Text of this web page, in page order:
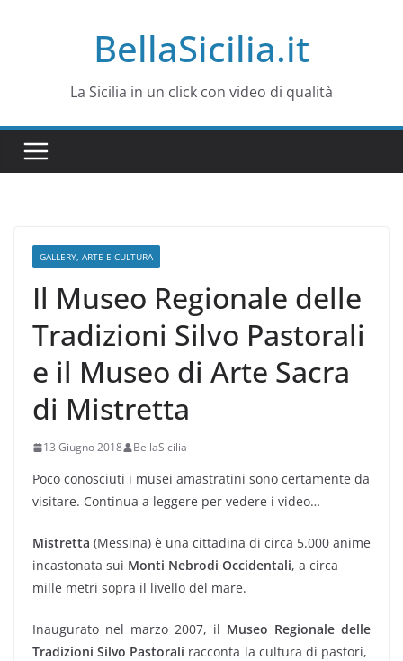
BellaSicilia.it
La Sicilia in un click con video di qualità
GALLERY, ARTE E CULTURA
Il Museo Regionale delle
Tradizioni Silvo Pastorali
e il Museo di Arte Sacra
di Mistretta
13 Giugno 2018 BellaSicilia
Poco conosciuti i musei amastratini sono certamente da
visitare. Continua a leggere per vedere i video…
Mistretta (Messina) è una cittadina di circa 5.000 anime
incastonata sui Monti Nebrodi Occidentali, a circa
mille metri sopra il livello del mare.
Inaugurato nel marzo 2007, il Museo Regionale delle
Tradizioni Silvo Pastorali racconta la cultura di pastori,